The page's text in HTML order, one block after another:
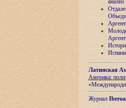
анализ
Латинская
Америка:
Журнал